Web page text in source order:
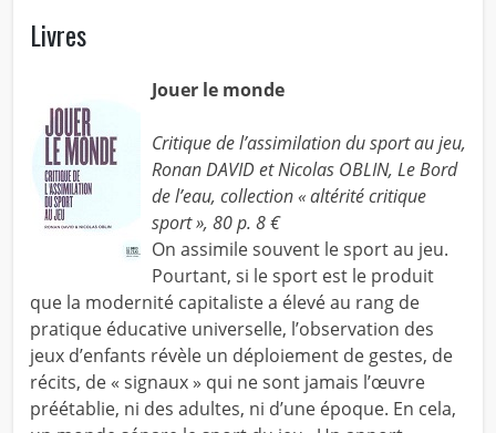
Livres
Jouer le monde
Critique de l’assimilation du sport au jeu,
Ronan DAVID et Nicolas OBLIN, Le Bord
de l’eau, collection « altérité critique
sport », 80 p. 8 €
On assimile souvent le sport au jeu.
Pourtant, si le sport est le produit
que la modernité capitaliste a élevé au rang de
pratique éducative universelle, l’observation des
jeux d’enfants révèle un déploiement de gestes, de
récits, de « signaux » qui ne sont jamais l’œuvre
préétablie, ni des adultes, ni d’une époque. En cela,